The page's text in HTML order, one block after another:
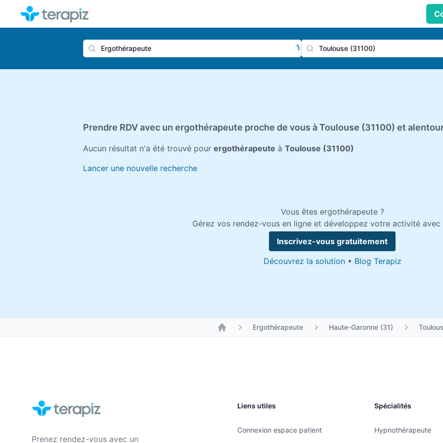
Nom du praticien, profession
Prendre RDV avec un ergothérapeute proche de vous à Toulouse (31100) et
Aucun résultat n'a été trouvé pour ergothérapeute à Toulouse (31100)
Lancer une nouvelle recherche
Vous êtes ergothérapeute ?
Gérez vos rendez-vous en ligne et développez votre activité avec
Inscrivez-vous gratuitement
Découvrez la solution• Blog Terapiz
Ergothérapeute Haute-Garonne (31)
Prenez rendez-vous avec un
Liens utiles
Connexion espace patient
Spécialités
Hypnothérapeute